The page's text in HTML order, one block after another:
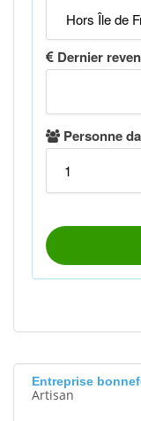
Entreprise
Artisan